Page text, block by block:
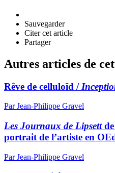
Sauvegarder
Citer cet article
Partager
Autres articles de
Rêve de celluloïd /
Par Jean-Philippe Gravel
Les Journaux de Lipsettde
portrait de l’artiste en
Par Jean-Philippe Gravel